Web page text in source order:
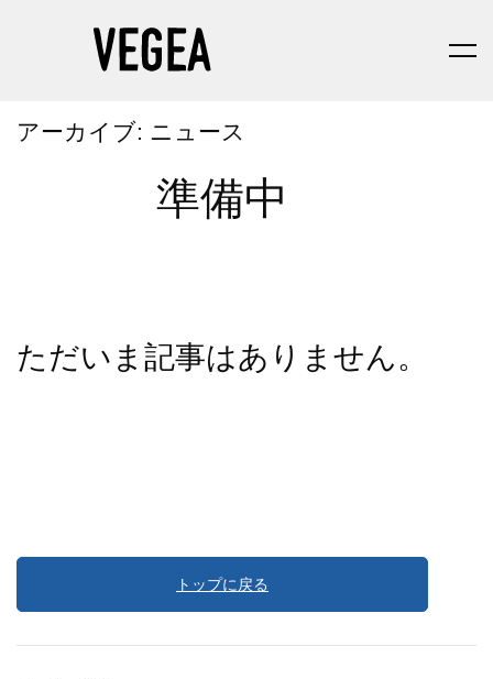
アーカイブ: ニュース
準備中
ただいま記事はありません。
トップに戻る